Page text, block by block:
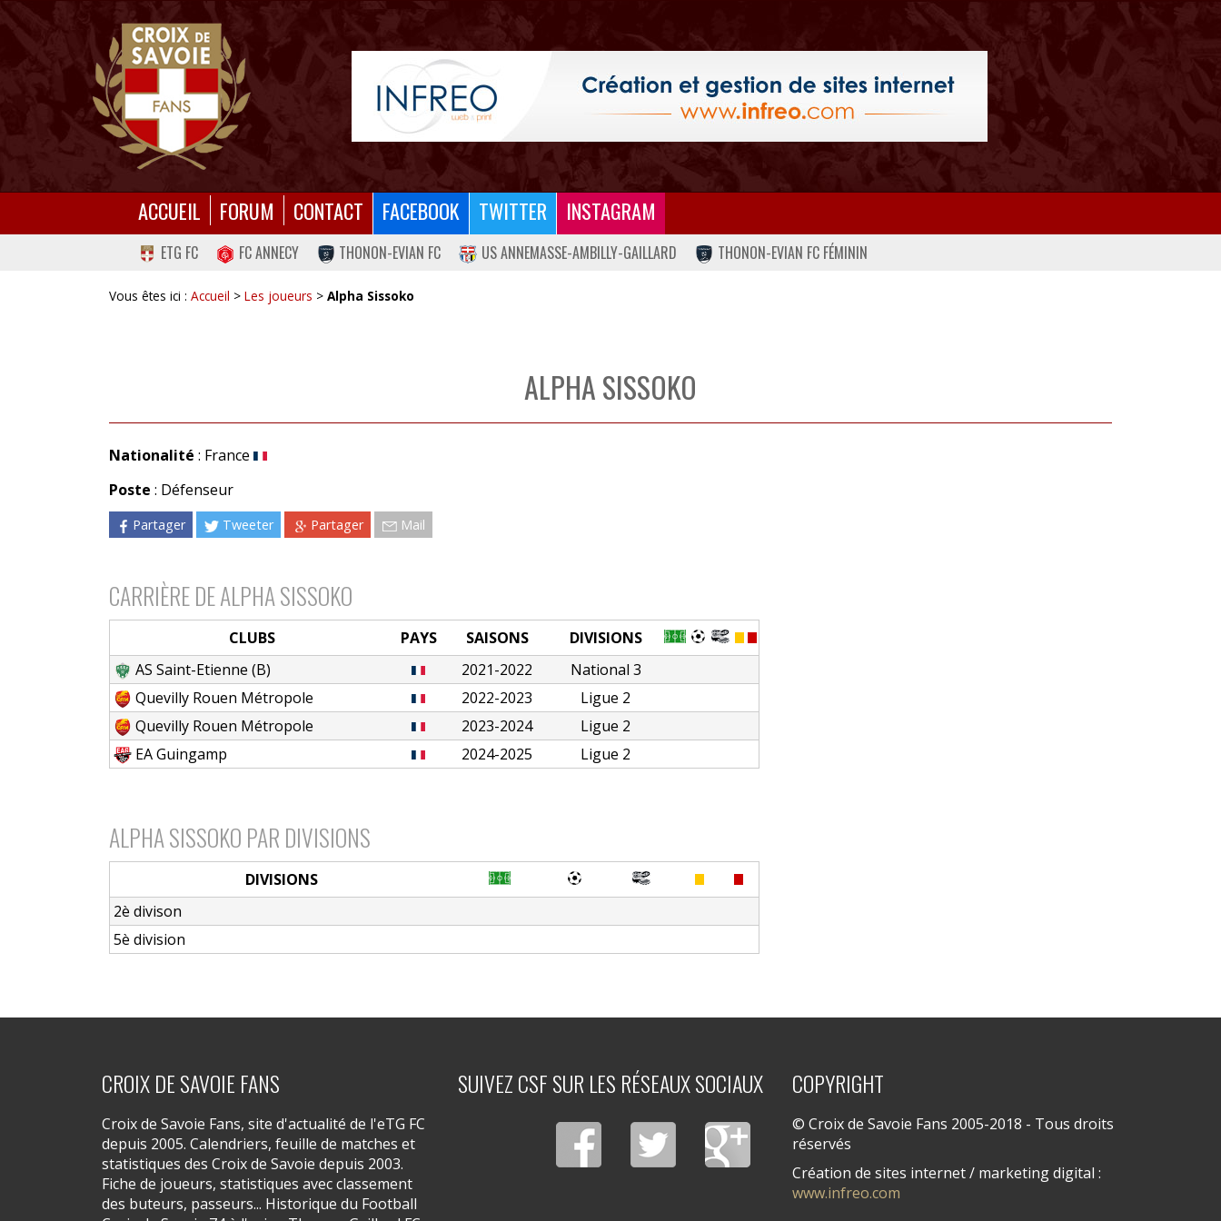
ACCUEIL FORUM CONTACT FACEBOOK TWITTER INSTAGRAM
ETG FC FC ANNECY THONON-EVIAN FC US ANNEMASSE-AMBILLY-GAILLARD THONON-EVIAN FC FÉMININ
Vous êtes ici : Accueil > Les joueurs > Alpha Sissoko
ALPHA SISSOKO
Nationalité : France
Poste : Défenseur
Partager Tweeter Partager Mail
CARRIÈRE DE ALPHA SISSOKO
CLUBS PAYS SAISONS
DIVISIONS
AS Saint-Etienne (B)
2021-2022
National 3
Quevilly Rouen Métropole
2022-2023
Ligue 2
Quevilly Rouen Métropole
2023-2024
Ligue 2
EA Guingamp
2024-2025 Ligue 2
ALPHA SISSOKO PAR DIVISIONS
DIVISIONS
2è divison
5è division
CROIX DE SAVOIE FANS
Croix de Savoie Fans, site d'actualité de l'eTG FC
depuis 2005. Calendriers, feuille de matches et
statistiques des Croix de Savoie depuis 2003.
Fiche de joueurs, statistiques avec classement
des buteurs, passeurs... Historique du Football
SUIVEZ CSF SUR LES RÉSEAUX SOCIAUX COPYRIGHT
© Croix de Savoie Fans 2005-2018 - Tous droits
réservés
Création de sites internet / marketing digital :
www.infreo.com